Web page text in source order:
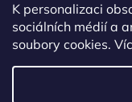
K personalizaci
sociálních médií a
soubory cookies.